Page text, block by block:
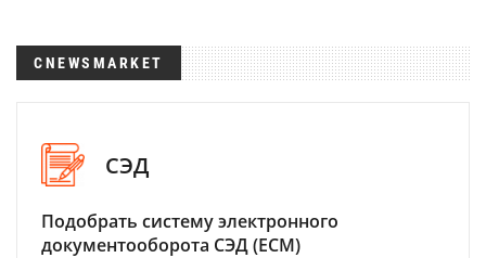
CNEWSMARKET
СЭД
Подобрать систему электронного
документооборота СЭД (ECM)